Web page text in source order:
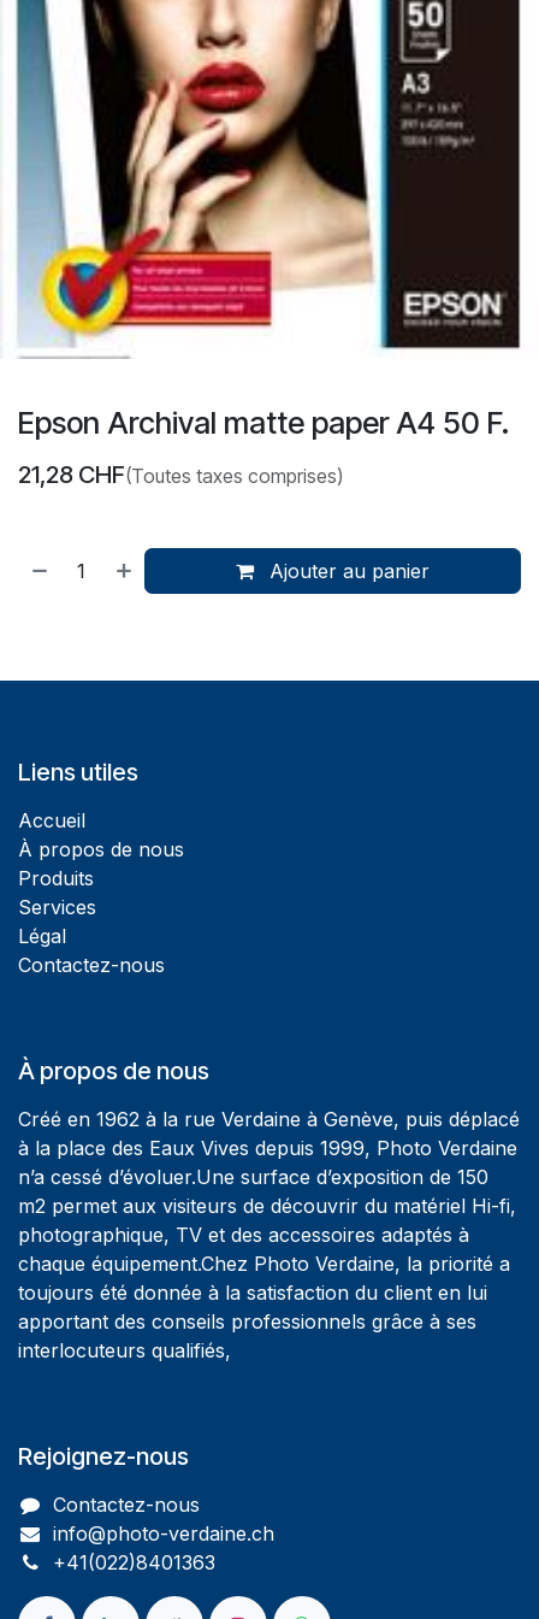
Epson Archival matte paper A4 50 F.
21,28 CHF(Toutes taxes comprises)
Ajouter au panier
Liens utiles
Accueil
À propos de nous
Produits
Services
Légal
Contactez-nous
À propos de nous
Créé en 1962 à la rue Verdaine à Genève, puis déplacé
à la place des Eaux Vives depuis 1999, Photo Verdaine
n’a cessé d’évoluer.Une surface d’exposition de 150
m2 permet aux visiteurs de découvrir du matériel Hi-fi,
photographique, TV et des accessoires adaptés à
chaque équipement.Chez Photo Verdaine, la priorité a
toujours été donnée à la satisfaction du client en lui
apportant des conseils professionnels grâce à ses
interlocuteurs qualifiés,
Rejoignez-nous
Contactez-nous
info@photo-verdaine.ch​
​​+41(022)8401363